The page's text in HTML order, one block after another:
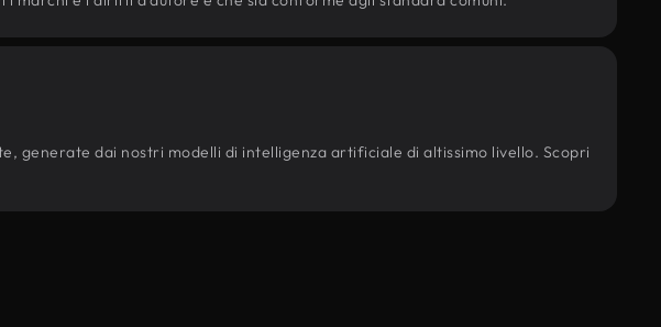
generate dai nostri modelli di intelligenza artificiale di altissimo livello. Scopri